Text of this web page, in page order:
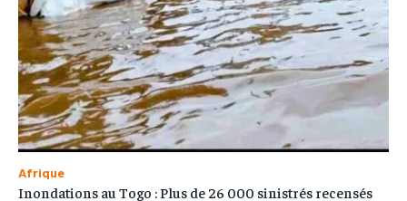
Afrique
Inondations au Togo : Plus de 26 000 sinistrés recensés